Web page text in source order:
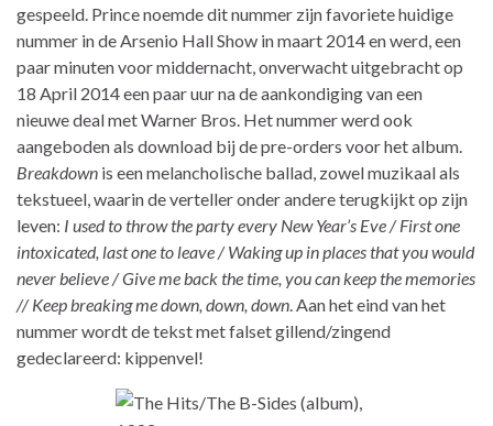
gespeeld. Prince noemde dit nummer zijn favoriete huidige
nummer in de Arsenio Hall Show in maart 2014 en werd, een
paar minuten voor middernacht, onverwacht uitgebracht op
18 April 2014 een paar uur na de aankondiging van een
nieuwe deal met Warner Bros. Het nummer werd ook
aangeboden als download bij de pre-orders voor het album.
Breakdown is een melancholische ballad, zowel muzikaal als
tekstueel, waarin de verteller onder andere terugkijkt op zijn
leven: I used to throw the party every New Year’s Eve / First one
intoxicated, last one to leave / Waking up in places that you would
never believe / Give me back the time, you can keep the memories
// Keep breaking me down, down, down. Aan het eind van het
nummer wordt de tekst met falset gillend/zingend
gedeclareerd: kippenvel!